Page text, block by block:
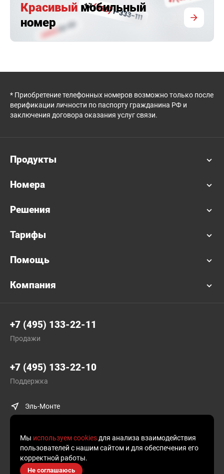
Красивый мобильный
номер
* Приобретение телефонных номеров возможно только после
верификации личности по паспорту гражданина РФ и
заключения договора оказания услуг связи.
Продукты
Номера
Решения
Тарифы
Помощь
Компания
+7 (495) 133-22-11
Продажи
+7 (495) 133-22-10
Поддержка
Эль-Монте
© Plusofon.ru, 2019—2026.
Мы используем cookies для анализа взаимодействия
пользователей с нашим сайтом и для обеспечения его
корректной работы.
Не соглашаюсь